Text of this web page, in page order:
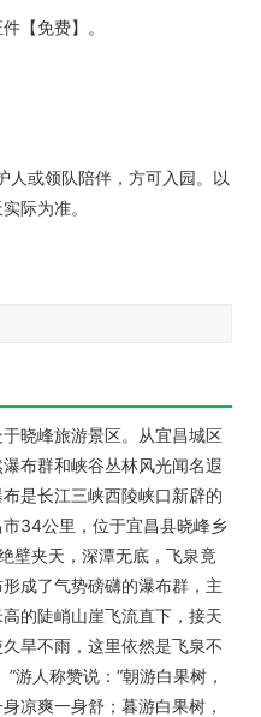
【免费】。
或领队陪伴，方可入园。以
际为准。
晓峰旅游景区。从宜昌城区
布群和峡谷丛林风光闻名遐
是长江三峡西陵峡口新辟的
34公里，位于宜昌县晓峰乡
壁夹天，深潭无底，飞泉竟
成了气势磅礴的瀑布群，主
的陡峭山崖飞流直下，接天
旱不雨，这里依然是飞泉不
游人称赞说：“朝游白果树，
凉爽一身舒；暮游白果树，